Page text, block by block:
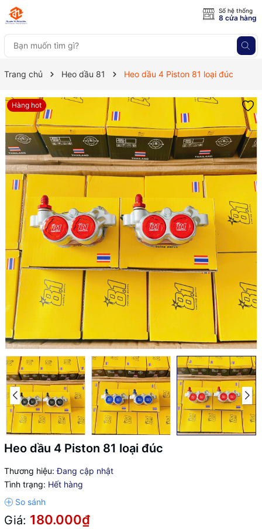
Số hệ thống
8 cửa hàng
Trang chủ Heo dầu 81 Heo dầu 4 Piston 81 loại đúc
Hàng hot
Heo dầu 4 Piston 81 loại đúc
Thương hiệu: Đang cập nhật
Tình trạng: Hết hàng
Giá: 180.000₫